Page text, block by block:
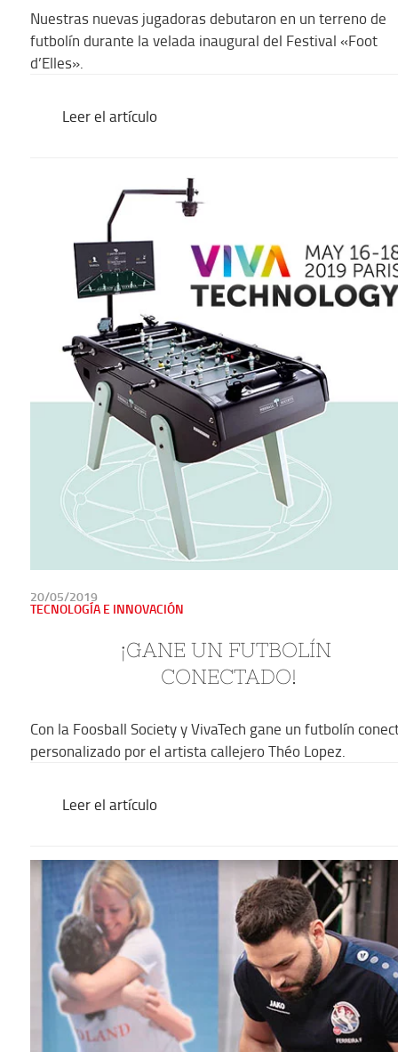
Nuestras nuevas jugadoras debutaron en un terreno de
futbolín durante la velada inaugural del Festival «Foot
d’Elles».
Leer el artículo
PUBLICADO
EN
20/05/2019
TECNOLOGÍA E INNOVACIÓN
¡GANE UN FUTBOLÍN
CONECTADO!
Con la Foosball Society y VivaTech gane un futbolín
personalizado por el artista callejero Théo Lopez.
Leer el artículo